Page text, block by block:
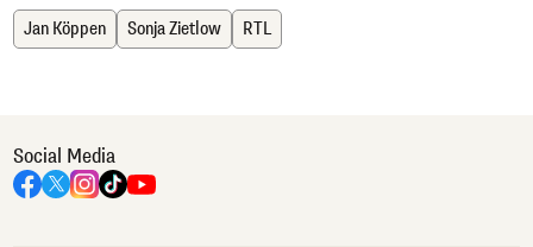
Jan Köppen Sonja Zietlow RTL
Social Media